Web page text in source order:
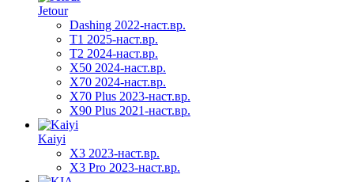
Jetour
Dashing 2022-наст.вр.
T1 2025-наст.вр.
T2 2024-наст.вр.
X50 2024-наст.вр.
X70 2024-наст.вр.
X70 Plus 2023-наст.вр.
X90 Plus 2021-наст.вр.
Kaiyi
X3 2023-наст.вр.
X3 Pro 2023-наст.вр.